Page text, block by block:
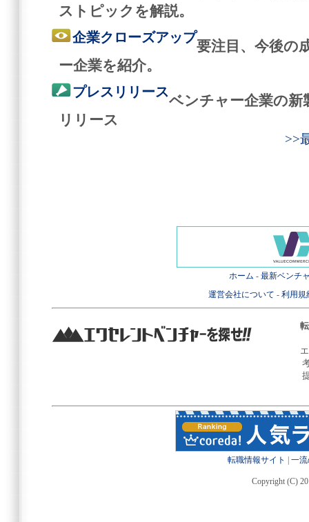
ストピックを解説。
企業クローズアップ
要注目、今後の
ー企業を紹介。
プレスリリース
ベンチャー企業の新
リリース
>>
ホーム - 最新ベンチ
運営会社について - 利用規
転職情報サイト 一
Copyright (C)